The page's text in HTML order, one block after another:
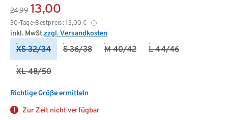
24,99 13,00
30-Tage-Bestpreis: 13,00 €
inkl. MwSt.zzgl. Versandkosten
XS 32/34 S 36/38 M 40/42 L 44/46
XL 48/50
Richtige Größe ermitteln
Zur Zeit nicht verfügbar